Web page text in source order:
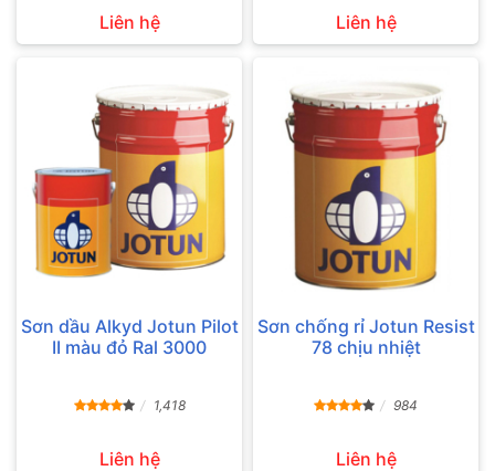
Liên hệ Liên hệ
Sơn dầu Alkyd Jotun Pilot
II màu đỏ Ral 3000
1,418
Liên hệ
Sơn chống rỉ Jotun Resist
78 chịu nhiệt
984
Liên hệ